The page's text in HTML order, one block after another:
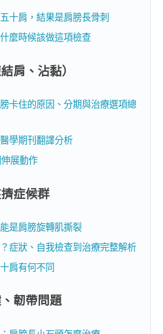
十肩，結果是肩膀長骨刺
麼時候該做這項檢查
肩、沾黏）
卡住的原因、分期與治療選項總
學期刊翻譯分析
展動作
症候群
是肩膀旋轉肌撕裂
症狀、自我檢查到治療完整解析
肩有何不同
韌帶問題